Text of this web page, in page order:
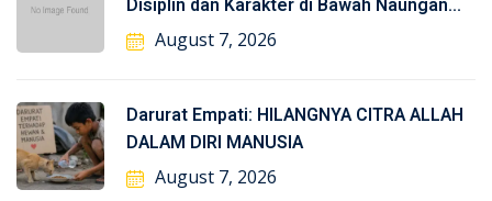
Disiplin dan Karakter di Bawah Naungan
TNI-ALAugust 7, 2026
Darurat Empati: HILANGNYA CITRA ALLAH
DALAM DIRI MANUSIA
August 7, 2026